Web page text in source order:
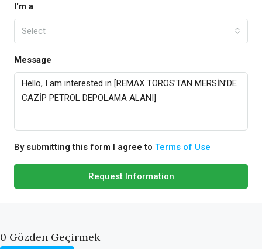
I'm a
Select
Message
By submitting this form I agree to Terms of Use
Request Information
0 Gözden Geçirmek